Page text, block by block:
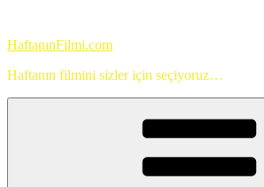
HaftanınFilmi.com
Haftanın filmini sizler için seçiyoruz…